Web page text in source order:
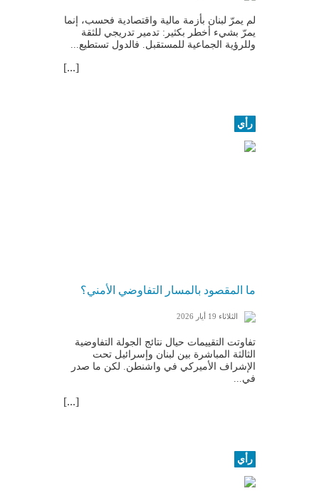
لم يمرّ لبنان بأزمة مالية واقتصادية فحسب، إنما
يمرّ بشيء أخطر بكثير: تدمير تدريجي للثقة
وللرؤية الجماعية للمستقبل. فالدول تستطيع...
[...]
رأي
ما المقصود بالمسار التفاوضي الأمني؟
الثلاثاء 19 أيار 2026
تفاوتت التقييمات حيال نتائج الجولة التفاوضية
الثالثة المباشرة بين لبنان وإسرائيل تحت
الإشراف الأميركي في واشنطن. لكن ما صدر
في...
[...]
رأي